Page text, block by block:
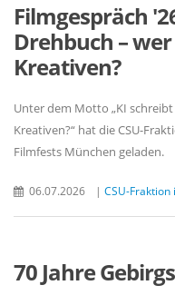
Filmgespräch
Drehbuch –
Kreativen?
Unter dem Motto „KI
Kreativen?“ hat die CSU-
Filmfests München geladen.
06.07.2026 | CSU-
70 Jahre